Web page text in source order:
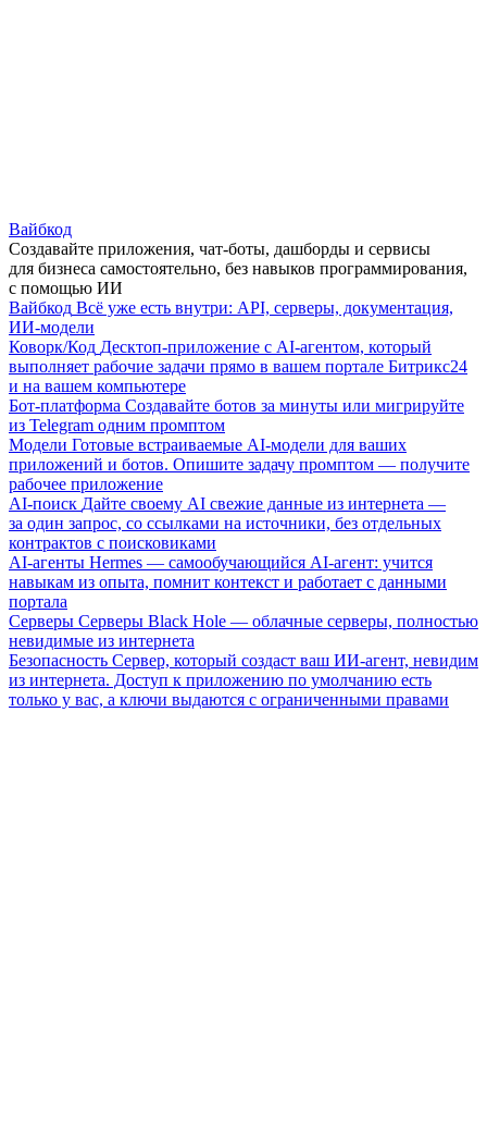
Вайбкод
Создавайте приложения, чат-боты, дашборды и сервисы
для бизнеса самостоятельно, без навыков программирования,
с помощью ИИ
Вайбкод Всё уже есть внутри: API, серверы, документация,
ИИ-модели
Коворк/Код Десктоп-приложение с AI-агентом, который
выполняет рабочие задачи прямо в вашем портале Битрикс24
и на вашем компьютере
Бот-платформа Создавайте ботов за минуты или мигрируйте
из Telegram одним промптом
Модели Готовые встраиваемые AI-модели для ваших
приложений и ботов. Опишите задачу промптом — получите
рабочее приложение
AI-поиск Дайте своему AI свежие данные из интернета —
за один запрос, со ссылками на источники, без отдельных
контрактов с поисковиками
AI-агенты Hermes — самообучающийся AI-агент: учится
навыкам из опыта, помнит контекст и работает с данными
портала
Серверы Серверы Black Hole — облачные серверы, полностью
невидимые из интернета
Безопасность Сервер, который создаст ваш ИИ-агент, невидим
из интернета. Доступ к приложению по умолчанию есть
только у вас, а ключи выдаются с ограниченными правами